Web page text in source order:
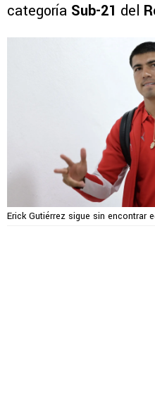
categoría Sub-21 del
Erick Gutiérrez sigue sin encontrar